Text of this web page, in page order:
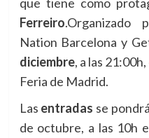
Ferreiro.Organizado
Nation Barcelona y
diciembre, a las
Feria de Madrid.
Las entradas se
de octubre, a las 10h